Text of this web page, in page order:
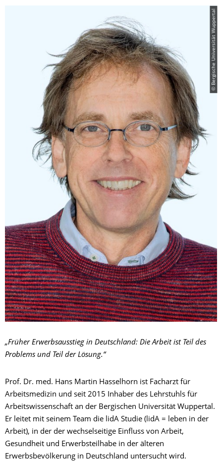
© Bergische Universität Wuppertal
„Früher Erwerbsausstieg in Deutschland: Die Arbeit ist Teil des
Problems und Teil der Lösung.“
Prof. Dr. med. Hans Martin Hasselhorn ist Facharzt für
Arbeitsmedizin und seit 2015 Inhaber des Lehrstuhls für
Arbeitswissenschaft an der Bergischen Universität Wuppertal.
Er leitet mit seinem Team die lidA Studie (lidA = leben in der
Arbeit), in der der wechselseitige Einfluss von Arbeit,
Gesundheit und Erwerbsteilhabe in der älteren
Erwerbsbevölkerung in Deutschland untersucht wird.